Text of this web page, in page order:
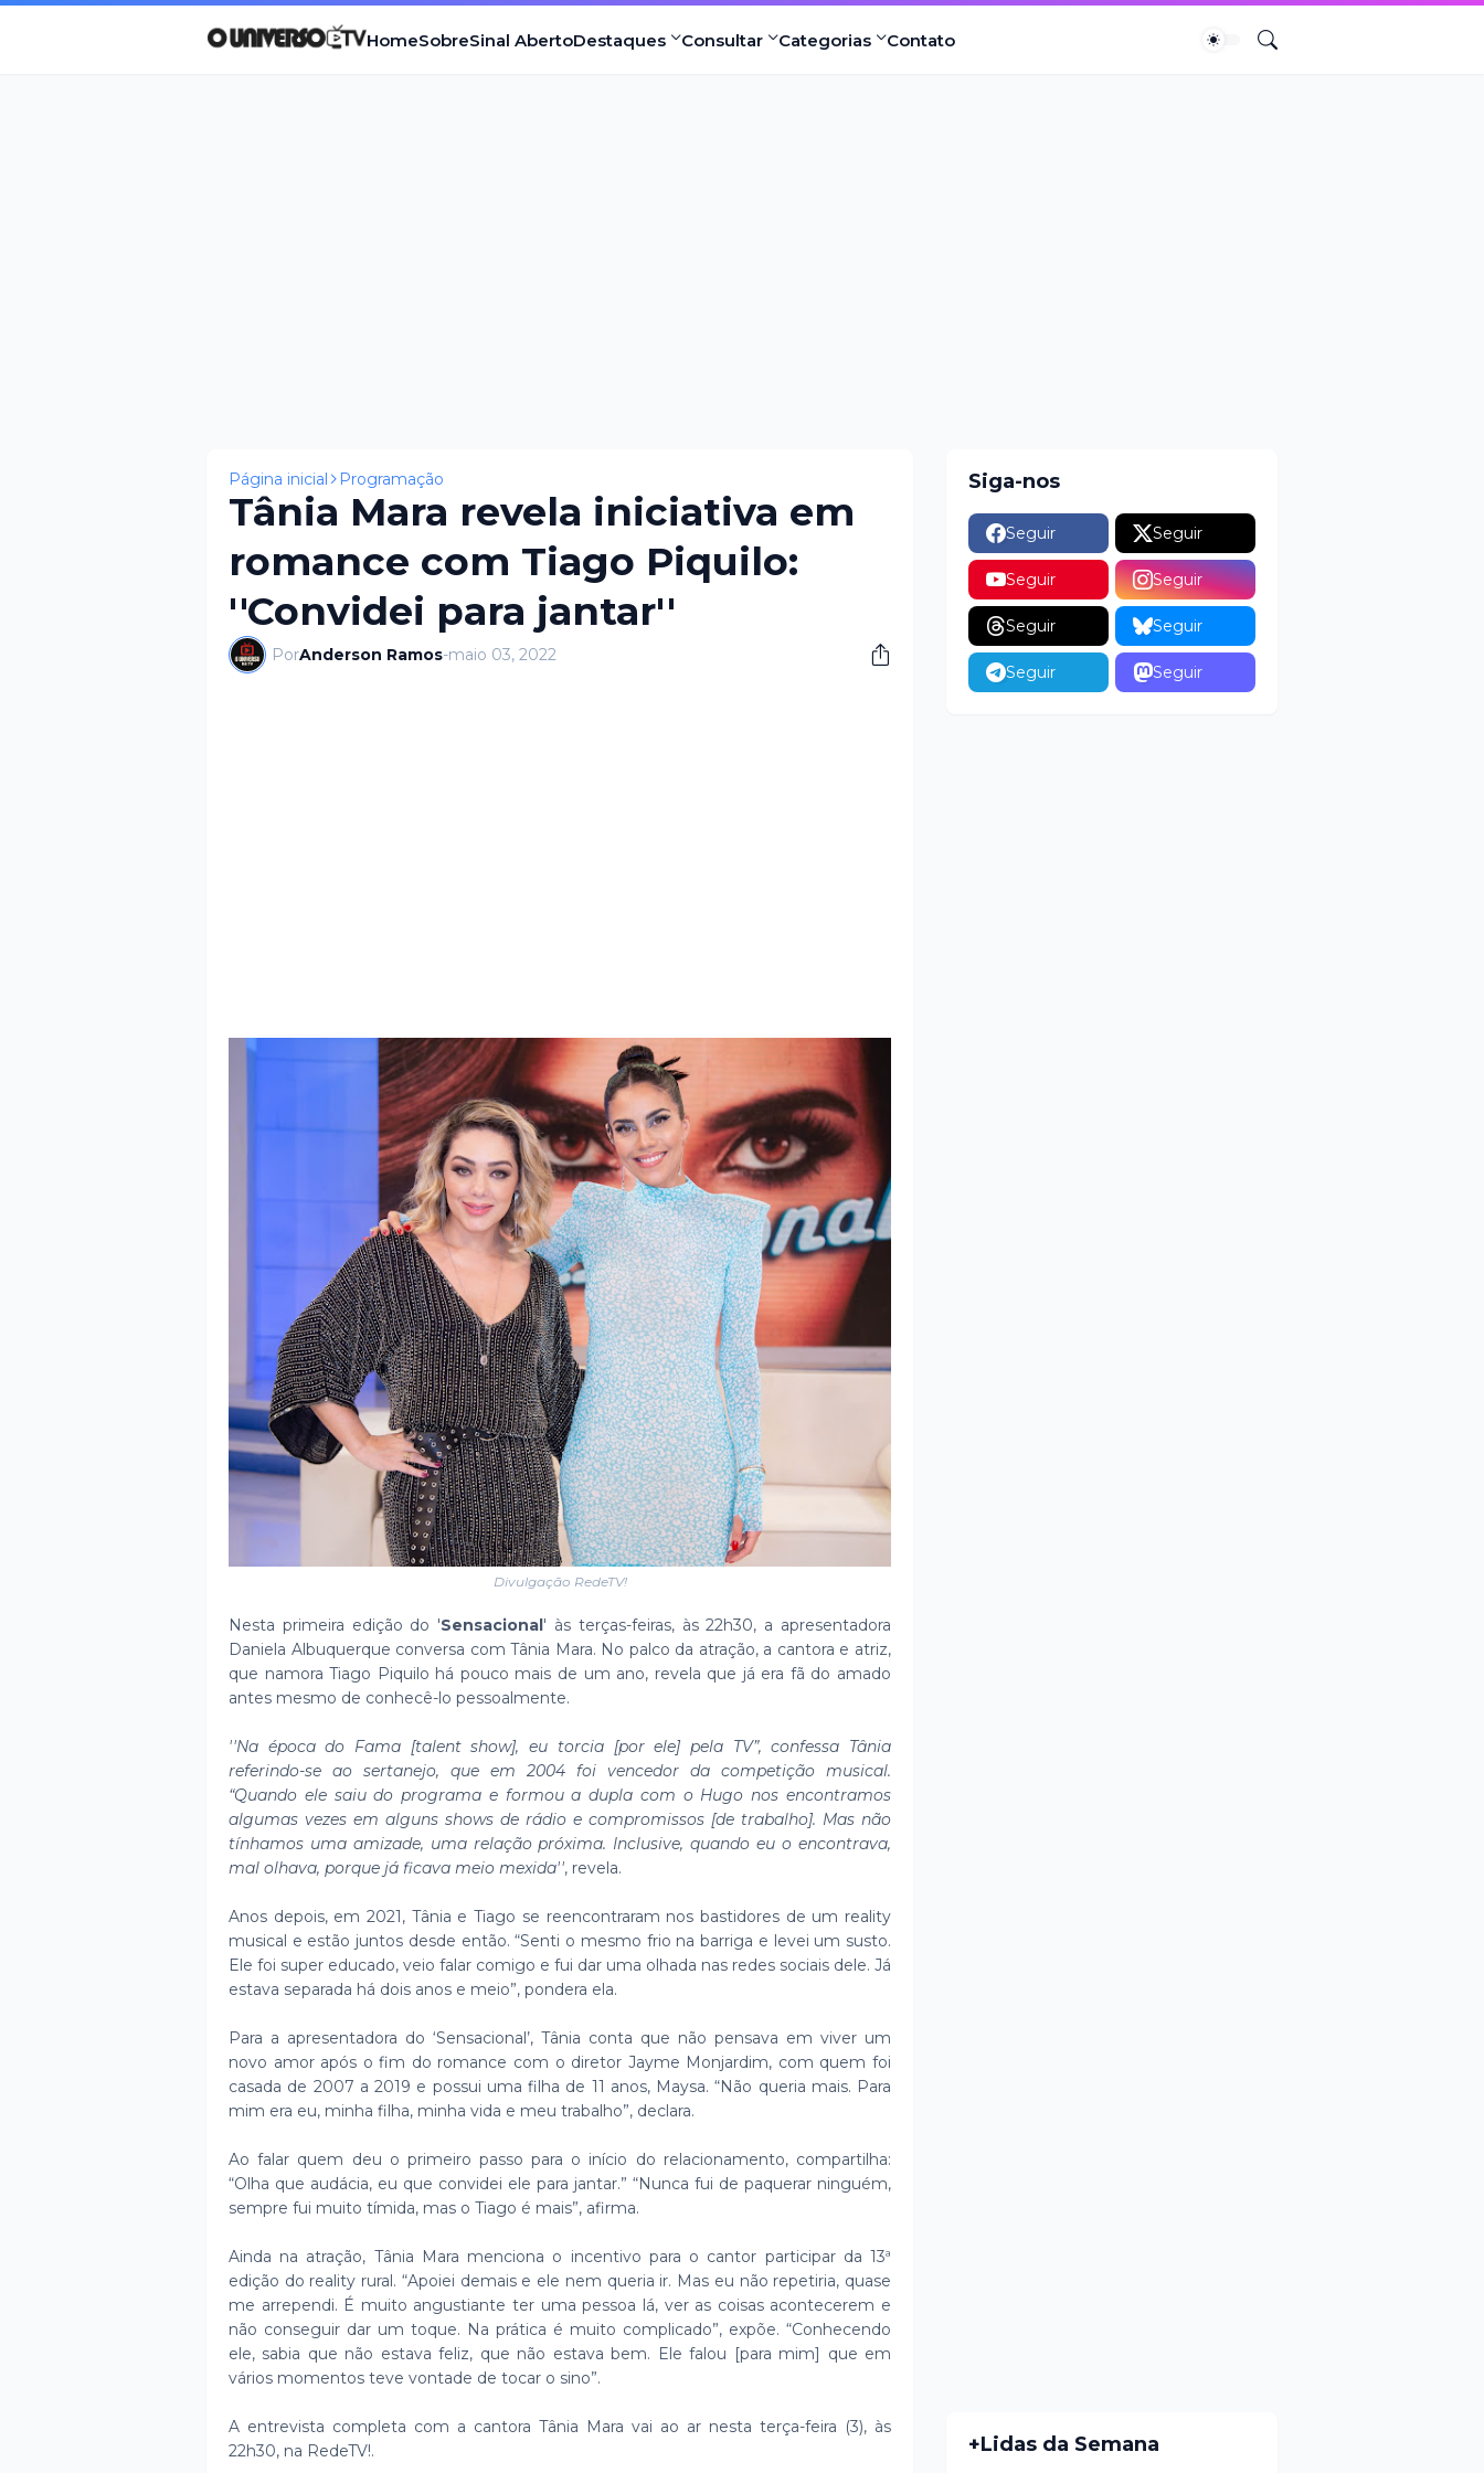
HomeSobreSinal AbertoDestaques Consultar Categorias Contato
Página inicial Programação
Tânia Mara revela iniciativa em
romance com Tiago Piquilo:
''Convidei para jantar''
PorAnderson Ramos-maio 03, 2022
Divulgação RedeTV!
Nesta primeira edição do 'Sensacional' às terças-feiras, às 22h30, a apresentadora
Daniela Albuquerque conversa com Tânia Mara. No palco da atração, a cantora e atriz,
que namora Tiago Piquilo há pouco mais de um ano, revela que já era fã do amado
antes mesmo de conhecê-lo pessoalmente.
''Na época do Fama [talent show], eu torcia [por ele] pela TV”, confessa Tânia
referindo-se ao sertanejo, que em 2004 foi vencedor da competição musical.
“Quando ele saiu do programa e formou a dupla com o Hugo nos encontramos
algumas vezes em alguns shows de rádio e compromissos [de trabalho]. Mas não
tínhamos uma amizade, uma relação próxima. Inclusive, quando eu o encontrava,
mal olhava, porque já ficava meio mexida'', revela.
Anos depois, em 2021, Tânia e Tiago se reencontraram nos bastidores de um reality
musical e estão juntos desde então. “Senti o mesmo frio na barriga e levei um susto.
Ele foi super educado, veio falar comigo e fui dar uma olhada nas redes sociais dele. Já
estava separada há dois anos e meio”, pondera ela.
Para a apresentadora do ‘Sensacional’, Tânia conta que não pensava em viver um
novo amor após o fim do romance com o diretor Jayme Monjardim, com quem foi
casada de 2007 a 2019 e possui uma filha de 11 anos, Maysa. “Não queria mais. Para
mim era eu, minha filha, minha vida e meu trabalho”, declara.
Ao falar quem deu o primeiro passo para o início do relacionamento, compartilha:
“Olha que audácia, eu que convidei ele para jantar.” “Nunca fui de paquerar ninguém,
sempre fui muito tímida, mas o Tiago é mais”, afirma.
Ainda na atração, Tânia Mara menciona o incentivo para o cantor participar da 13ª
edição do reality rural. “Apoiei demais e ele nem queria ir. Mas eu não repetiria, quase
me arrependi. É muito angustiante ter uma pessoa lá, ver as coisas acontecerem e
não conseguir dar um toque. Na prática é muito complicado”, expõe. “Conhecendo
ele, sabia que não estava feliz, que não estava bem. Ele falou [para mim] que em
vários momentos teve vontade de tocar o sino”.
A entrevista completa com a cantora Tânia Mara vai ao ar nesta terça-feira (3), às
22h30, na RedeTV!.
Siga-nos
Seguir Seguir
Seguir Seguir
Seguir Seguir
Seguir Seguir
+Lidas da Semana